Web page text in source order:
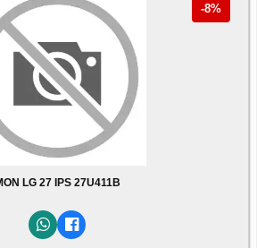
-8%
LG 27 IPS 27U411B